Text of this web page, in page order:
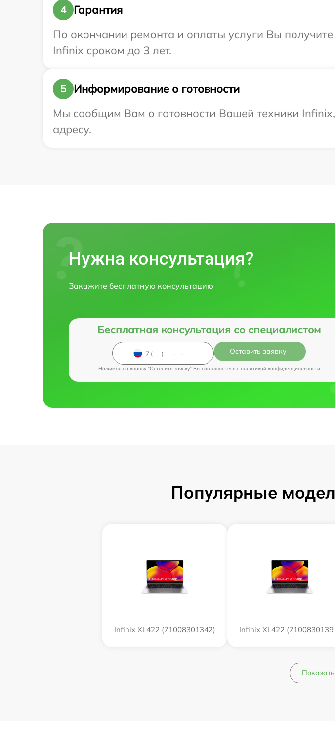
4
Гарантия
По окончании ремонта и оплаты услуги Вы
Infinix сроком до 3 лет.
5
Информирование о готовности
Мы сообщим Вам о готовности Вашей техники
адресу.
Нужна консультация?
Закажите бесплатную консультацию
Бесплатная консультация со специалистом
Оставить заявку
Нажимая на кнопку "Оставить заявку" Вы соглашаетесь c политикой конфиденциальности
Популярные
Infinix XL422 (71008301342) Infinix XL422